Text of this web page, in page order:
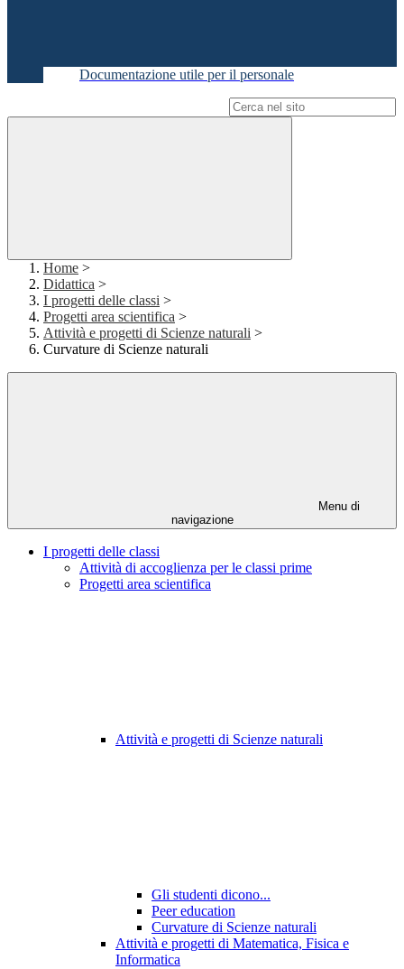
Documentazione utile per il personale
Home >
Didattica >
I progetti delle classi >
Progetti area scientifica >
Attività e progetti di Scienze naturali >
Curvature di Scienze naturali
Menu di
navigazione
I progetti delle classi
Attività di accoglienza per le classi prime
Progetti area scientifica
Attività e progetti di Scienze naturali
Gli studenti dicono...
Peer education
Curvature di Scienze naturali
Attività e progetti di Matematica, Fisica e
Informatica